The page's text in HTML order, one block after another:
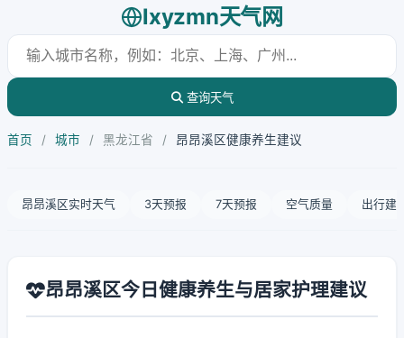
lxyzmn天气网
查询天气
首页 / 城市 / 黑龙江省 / 昂昂溪区健康养生建议
昂昂溪区实时天气 3天预报 7天预报 空气质量 出行建
昂昂溪区今日健康养生与居家护理建议